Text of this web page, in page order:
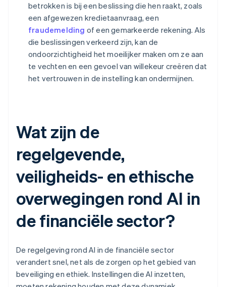
betrokken is bij een beslissing die hen raakt, zoals
een afgewezen kredietaanvraag, een
fraudemelding of een gemarkeerde rekening. Als
die beslissingen verkeerd zijn, kan de
ondoorzichtigheid het moeilijker maken om ze aan
te vechten en een gevoel van willekeur creëren dat
het vertrouwen in de instelling kan ondermijnen.
Wat zijn de
regelgevende,
veiligheids- en ethische
overwegingen rond AI in
de financiële sector?
De regelgeving rond AI in de financiële sector
verandert snel, net als de zorgen op het gebied van
beveiliging en ethiek. Instellingen die AI inzetten,